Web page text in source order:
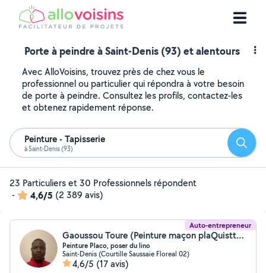
Porte à peindre à Saint-Denis (93) et alentours
Avec AlloVoisins, trouvez près de chez vous le
professionnel ou particulier qui répondra à votre besoin
de porte à peindre. Consultez les profils, contactez-les
et obtenez rapidement réponse.
Peinture - Tapisserie
à Saint-Denis (93)
23 Particuliers et 30 Professionnels répondent
-
4,6/5 (2 389 avis)
Auto-entrepreneur
Gaoussou Toure (Peinture maçon plaQuistte pose lino pose parquet)
Peinture Placo, poser du lino
Saint-Denis (Courtille Saussaie Floreal 02)
4,6/5 (17 avis)